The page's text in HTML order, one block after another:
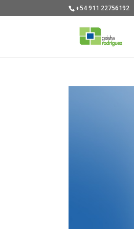
+54 911 22756192